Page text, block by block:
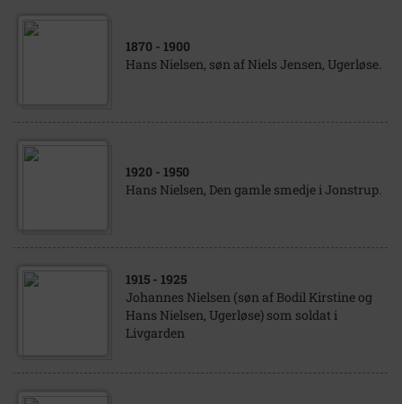
1870 - 1900
Hans Nielsen, søn af Niels Jensen, Ugerløse.
1920 - 1950
Hans Nielsen, Den gamle smedje i Jonstrup.
1915 - 1925
Johannes Nielsen (søn af Bodil Kirstine og
Hans Nielsen, Ugerløse) som soldat i
Livgarden